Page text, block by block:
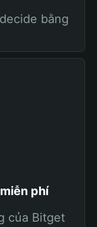
bằng
phí
của Bitget